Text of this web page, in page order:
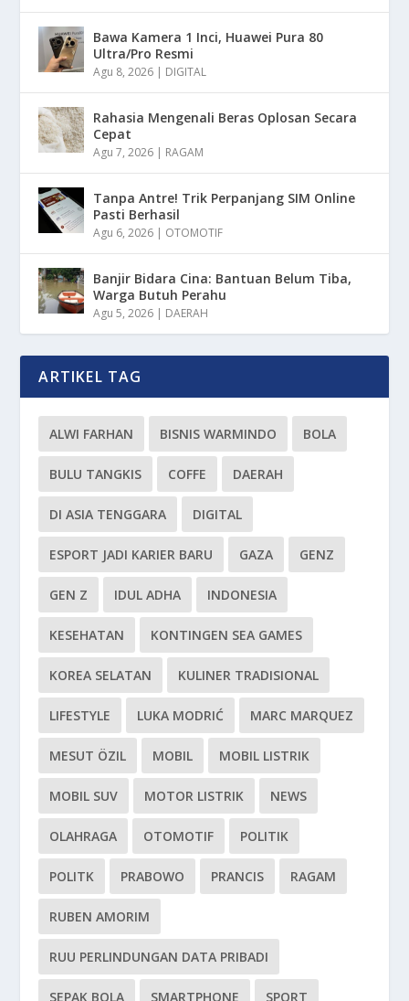
Bawa Kamera 1 Inci, Huawei Pura 80
Ultra/Pro Resmi
Agu 8, 2026 | DIGITAL
Rahasia Mengenali Beras Oplosan Secara
Cepat
Agu 7, 2026 | RAGAM
Tanpa Antre! Trik Perpanjang SIM Online
Pasti Berhasil
Agu 6, 2026 | OTOMOTIF
Banjir Bidara Cina: Bantuan Belum Tiba,
Warga Butuh Perahu
Agu 5, 2026 | DAERAH
ARTIKEL TAG
ALWI FARHAN BISNIS WARMINDO BOLA
BULU TANGKIS COFFE DAERAH
DI ASIA TENGGARA DIGITAL
ESPORT JADI KARIER BARU GAZA GENZ
GEN Z IDUL ADHA INDONESIA
KESEHATAN KONTINGEN SEA GAMES
KOREA SELATAN KULINER TRADISIONAL
LIFESTYLE LUKA MODRIĆ MARC MARQUEZ
MESUT ÖZIL MOBIL MOBIL LISTRIK
MOBIL SUV MOTOR LISTRIK NEWS
OLAHRAGA OTOMOTIF POLITIK
POLITK PRABOWO PRANCIS RAGAM
RUBEN AMORIM
RUU PERLINDUNGAN DATA PRIBADI
SEPAK BOLA SMARTPHONE SPORT